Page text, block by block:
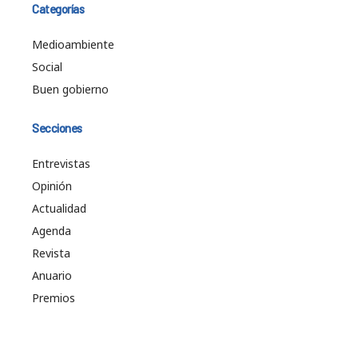
Categorías
Medioambiente
Social
Buen gobierno
Secciones
Entrevistas
Opinión
Actualidad
Agenda
Revista
Anuario
Premios